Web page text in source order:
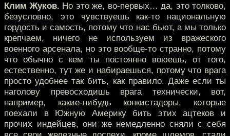
Клим Жуков. Но это же, во-первых… да, это толково,
безусловно, это чувствуешь как-то национальную
гордость и самость, потому что нас бьют, а мы только
крепчаем, ничего не используем из вражеского
военного арсенала, но это вообще-то странно, потому
что обычно с кем ты постоянно воюешь, от того,
естественно, тут же и набираешься, потому что врага
просто удобнее так бить, как правило. Даже если ты
наголову превосходишь врага технически, вот,
например, какие-нибудь конкистадоры, которые
поехали в Южную Америку бить этих ацтеков и
прочих индейцев, они же немедленно сняли с себя